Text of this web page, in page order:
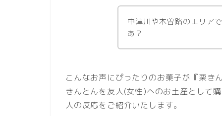
中津川や木曽路のエリア
あ？
こんなお声にぴったりのお菓子が『栗き
きんとんを友人(女性)へのお土産として
人の反応をご紹介いたします。